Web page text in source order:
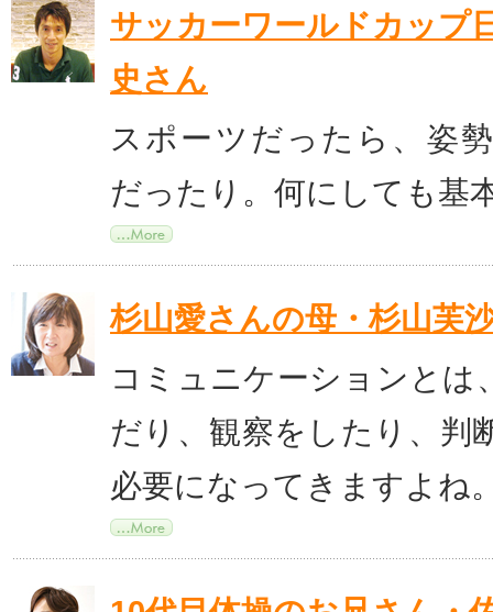
サッカーワールドカッ
史さん
スポーツだったら、姿
だったり。何にしても基
杉山愛さんの母・杉山芙
コミュニケーションとは
だり、観察をしたり、判
必要になってきますよね